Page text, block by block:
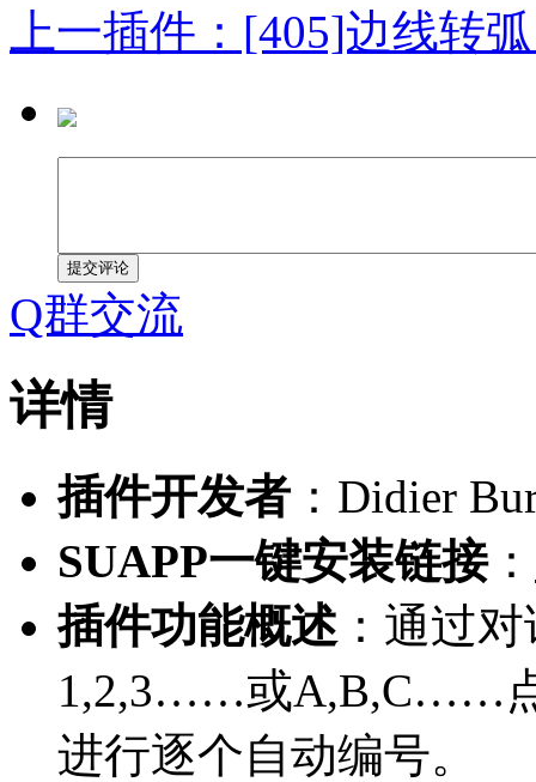
上一插件：[405]边线转
提交评论
Q群交流
详情
插件开发者 ：Didier
SUAPP一键安装链接：
插件功能概述 ：通过
1,2,3……或A,B,C……点
进行逐个自动编号。